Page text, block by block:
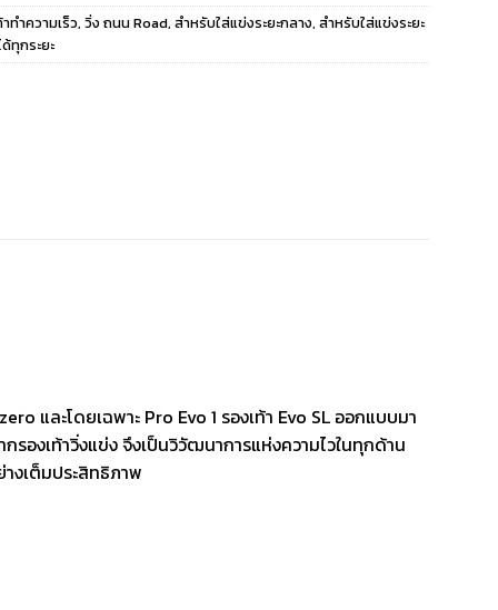
ทำความเร็ว, วิ่ง ถนน Road, สำหรับใส่แข่งระยะกลาง, สำหรับใส่แข่งระยะ
ทุกระยะ
และโดยเฉพาะ Pro Evo 1 รองเท้า Evo SL ออกแบบมา
รองเท้าวิ่งแข่ง จึงเป็นวิวัฒนาการแห่งความไวในทุกด้าน
งเต็มประสิทธิภาพ